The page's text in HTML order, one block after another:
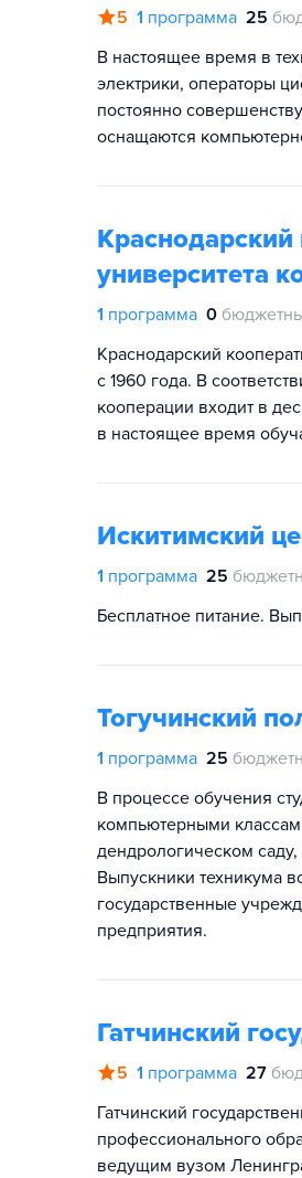
5 1 программа 25
В настоящее время в
электрики, операторы
постоянно
оснащаются
Краснодарский
университета
1 программа 0
Краснодарский
с 1960 года. В
кооперации входит в
в настоящее время
Искитимский
1 программа 25
Бесплатное питание.
Тогучинский
1 программа 25
В процессе обучения
компьютерными
дендрологическом
Выпускники техникума
государственные
предприятия.
Гатчинский
5 1 программа 27
Гатчинский
профессионального
ведущим вузом